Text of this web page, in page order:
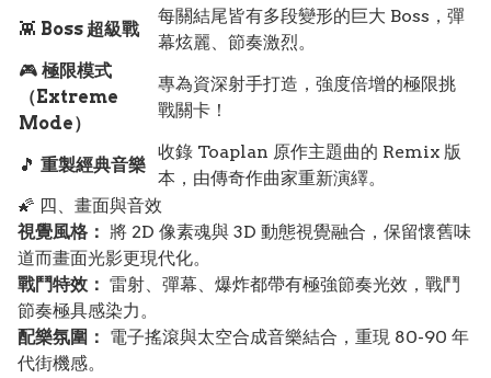
👾 Boss 超級戰
每關結尾皆有多段變形的巨大 Boss，彈
幕炫麗、節奏激烈。
🎮 極限模式
（Extreme
Mode）
專為資深射手打造，強度倍增的極限挑
戰關卡！
🎵 重製經典音樂
收錄 Toaplan 原作主題曲的 Remix 版
本，由傳奇作曲家重新演繹。
🌠 四、畫面與音效
視覺風格： 將 2D 像素魂與 3D 動態視覺融合，保留懷舊味
道而畫面光影更現代化。
戰鬥特效： 雷射、彈幕、爆炸都帶有極強節奏光效，戰鬥
節奏極具感染力。
配樂氛圍： 電子搖滾與太空合成音樂結合，重現 80-90 年
代街機感。